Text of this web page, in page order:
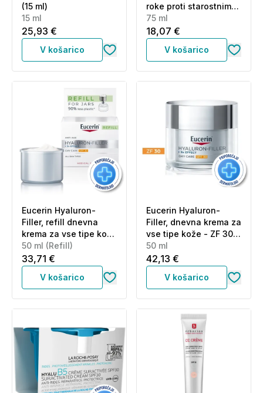
(15 ml)
15 ml
25,93 €
V košarico
roke proti starostnim
pegam - ZF30 (75 ml)
75 ml
18,07 €
V košarico
Eucerin Hyaluron-
Filler, refill dnevna
krema za vse tipe kože
- ZF 30 (50 ml)
50 ml (Refill)
33,71 €
V košarico
Eucerin Hyaluron-
Filler, dnevna krema za
vse tipe kože - ZF 30
(50 ml)
50 ml
42,13 €
V košarico